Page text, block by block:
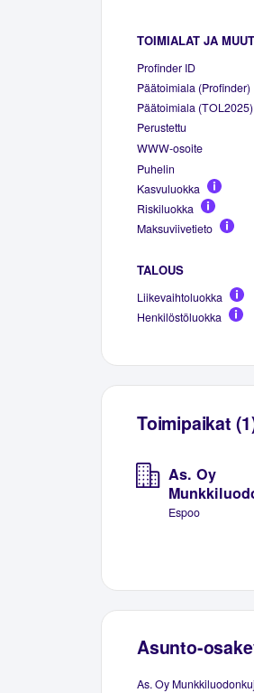
TOIMIALAT JA
Profinder ID
Päätoimiala (Profinder)
Päätoimiala (TOL2025)
Perustettu
WWW-osoite
Puhelin
Kasvuluokka
Riskiluokka
Maksuviivetieto
TALOUS
Liikevaihtoluokka
Henkilöstöluokka
Toimipaikat
As. Oy
Espoo
Asunto-
As. Oy